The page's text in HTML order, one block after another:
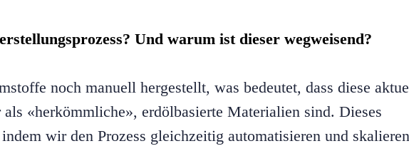
Und warum ist dieser wegweisend?
noch manuell hergestellt, was bedeutet, dass diese
«herkömmliche», erdölbasierte Materialien sind. Dieses
wir den Prozess gleichzeitig automatisieren und